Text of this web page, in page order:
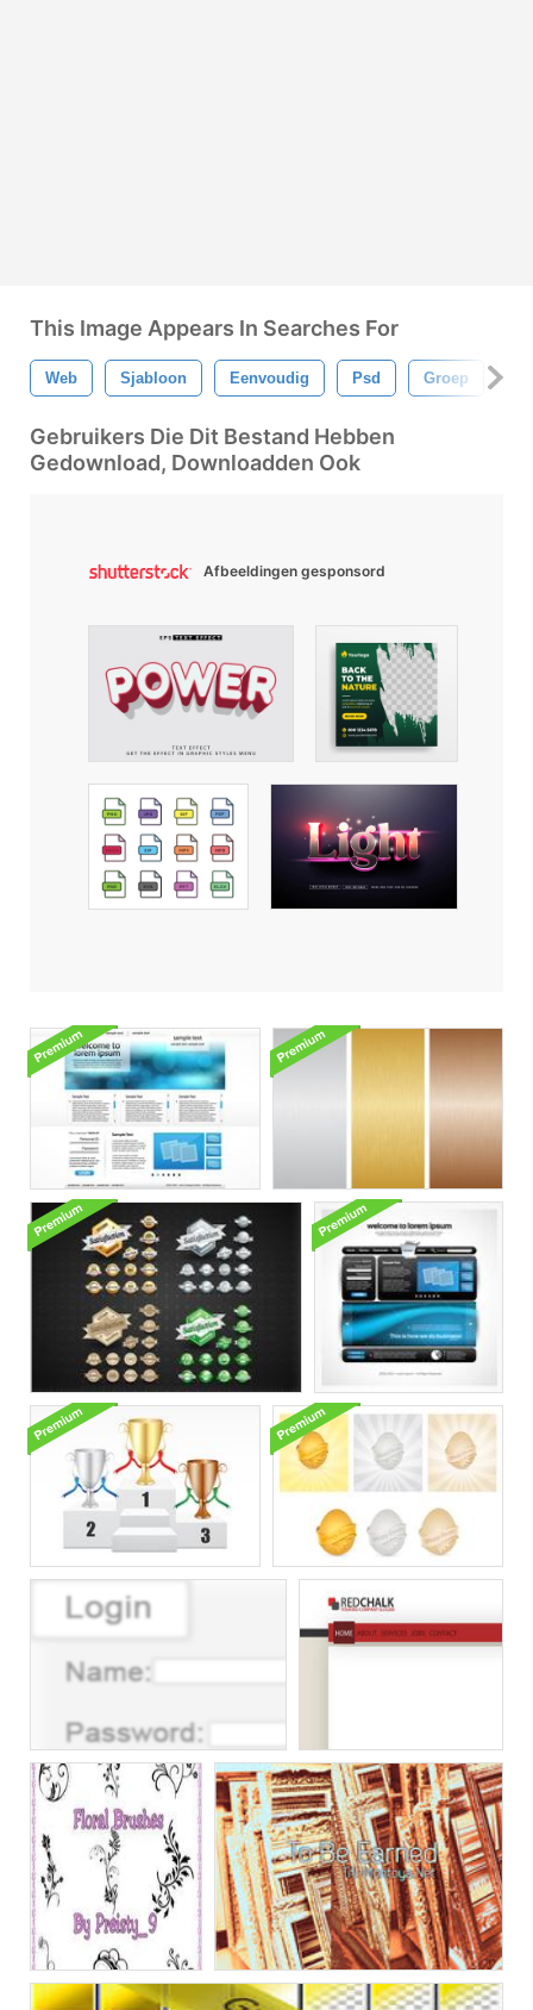
This Image Appears In Searches For
Web Sjabloon Eenvoudig Psd Groep
Gebruikers Die Dit Bestand Hebben
Gedownload, Downloadden Ook
Afbeeldingen gesponsord